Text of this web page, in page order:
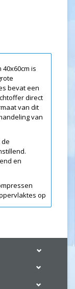
40x60cm is
bevat een
direct
van dit
van
en
op